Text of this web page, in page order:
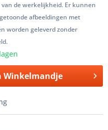
de werkelijkheid. Er kunnen
afbeeldingen met
worden geleverd zonder
Winkelmandje